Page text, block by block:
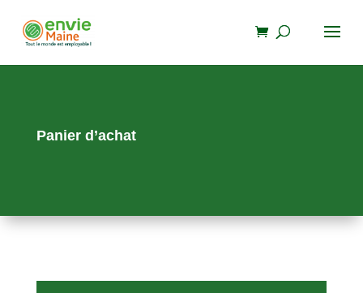
Panier d’achat